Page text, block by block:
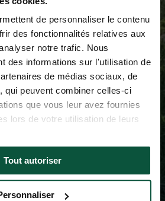
de personnaliser le contenu
des fonctionnalités relatives aux
notre trafic. Nous
des informations sur l'utilisation de
de médias sociaux, de
qui peuvent combiner celles-ci
que vous leur avez fournies
lors de votre utilisation de leurs
Tout autoriser